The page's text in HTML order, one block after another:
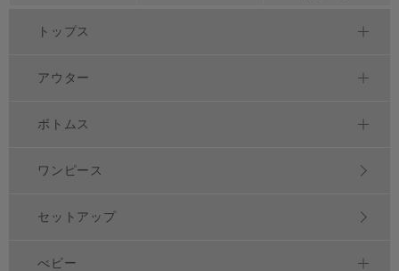
トップス
アウター
ボトムス
ワンピース
セットアップ
べビー